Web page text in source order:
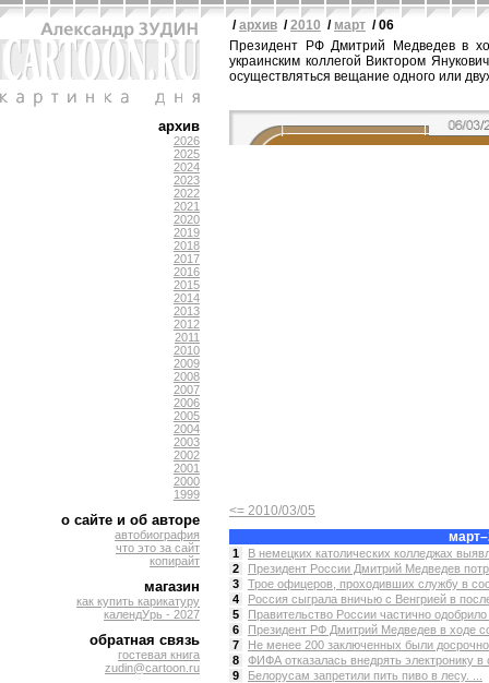
архив
2026
2025
2024
2023
2022
2021
2020
2019
2018
2017
2016
2015
2014
2013
2012
2011
2010
2009
2008
2007
2006
2005
2004
2003
2002
2001
2000
1999
о сайте и об авторе
автобиография
что это за сайт
копирайт
магазин
как купить карикатуру
календУрь - 2027
обратная связь
гостевая книга
zudin@cartoon.ru
/архив /2010 / март / 06
Президент РФ Дмитрий Медведев в
украинским коллегой Виктором
осуществляться вещание одного или
<= 2010/03/05
1
В немецких католических колледжах
2
Президент России Дмитрий Медведев
3
Трое офицеров, проходивших службу в
4
Россия сыграла вничью с Венгрией в
5
Правительство России частично одобрило
6
Президент РФ Дмитрий Медведев в ходе
7
Не менее 200 заключенных были
8
ФИФА отказалась внедрять электронику в
9
Белорусам запретили пить пиво в лесу. ...